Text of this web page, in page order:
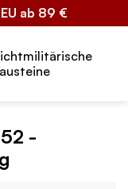
ab 89 €
-